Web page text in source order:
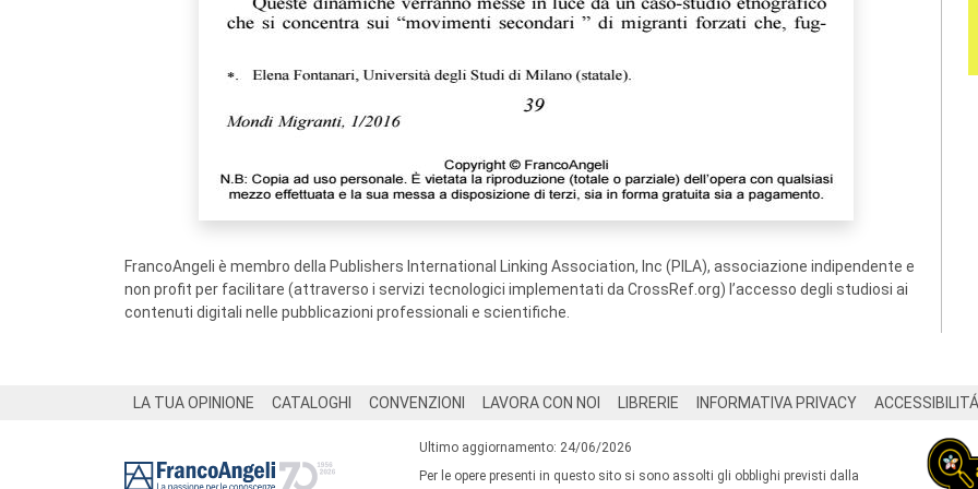
FrancoAngeli è membro della Publishers International Linking Association, Inc (PILA), associazione indipendente e
non profit per facilitare (attraverso i servizi tecnologici implementati da CrossRef.org) l’accesso degli studiosi ai
contenuti digitali nelle pubblicazioni professionali e scientifiche.
LA TUA OPINIONE CATALOGHI CONVENZIONI LAVORA CON NOI LIBRERIE INFORMATIVA PRIVACY ACCESSIBILITÁ
Ultimo aggiornamento: 24/06/2026
Per le opere presenti in questo sito si sono assolti gli obblighi previsti dalla